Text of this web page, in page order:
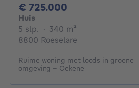
€ 725.000
Huis
5 slp. 5 slaapkamers
· 340 m²
8800 Roeselare
Ruime woning met loods in groene
omgeving - Oekene